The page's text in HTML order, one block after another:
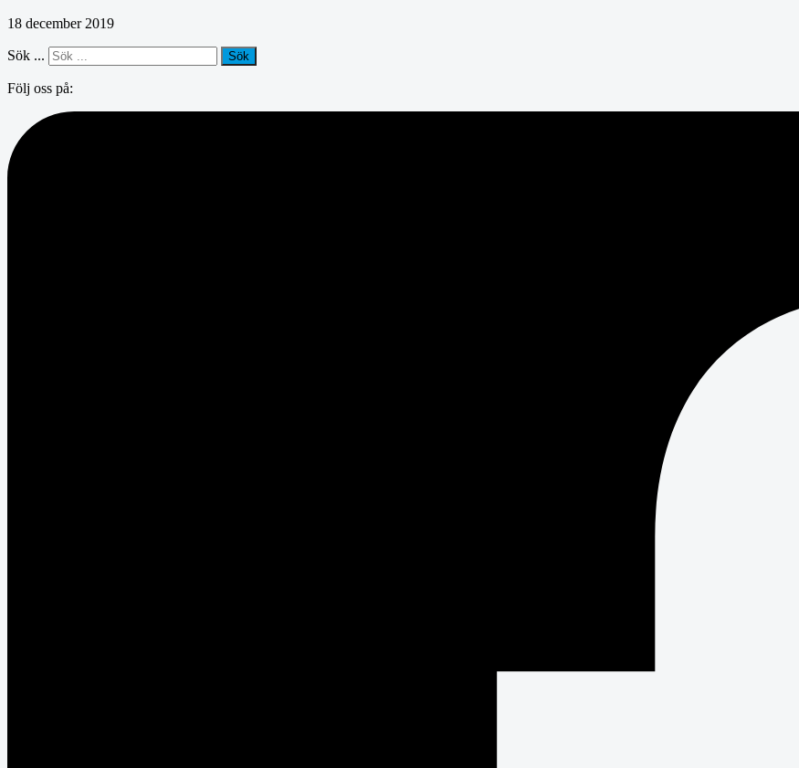
18 december 2019
Sök ... Sök
Följ oss på: